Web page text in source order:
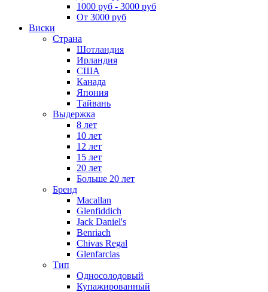
1000 руб - 3000 руб
От 3000 руб
Виски
Страна
Шотландия
Ирландия
США
Канада
Япония
Тайвань
Выдержка
8 лет
10 лет
12 лет
15 лет
20 лет
Больше 20 лет
Бренд
Macallan
Glenfiddich
Jack Daniel's
Benriach
Chivas Regal
Glenfarclas
Тип
Односолодовый
Купажированный